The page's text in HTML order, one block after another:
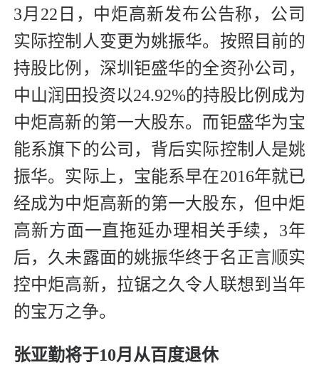
3月22日，中炬高新发布公告称，公司
实际控制人变更为姚振华。按照目前的
持股比例，深圳钜盛华的全资孙公司，
中山润田投资以24.92%的持股比例成为
中炬高新的第一大股东。而钜盛华为宝
能系旗下的公司，背后实际控制人是姚
振华。实际上，宝能系早在2016年就已
经成为中炬高新的第一大股东，但中炬
高新方面一直拖延办理相关手续，3年
后，久未露面的姚振华终于名正言顺实
控中炬高新，拉锯之久令人联想到当年
的宝万之争。
张亚勤将于10月从百度退休